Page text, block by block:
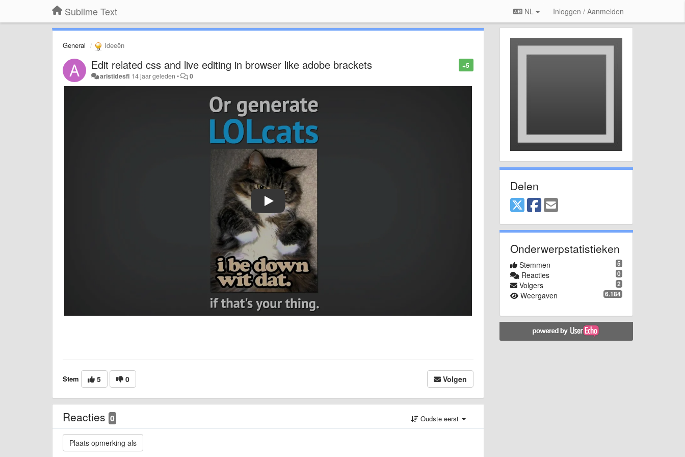
Sublime Text NL Inloggen / Aanmelden
General Ideeën
+5
Edit related css and live editing in browser like adobe brackets
aristidesfl 14 jaar geleden • 0
Stem 5 0 Volgen
Reacties 0 Oudste eerst
Delen
Onderwerpstatistieken
5
Stemmen
0
Reacties
2
Volgers
6.184
Weergaven